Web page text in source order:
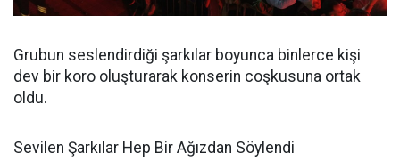
Grubun seslendirdiği şarkılar boyunca binlerce kişi
dev bir koro oluşturarak konserin coşkusuna ortak
oldu.
Sevilen Şarkılar Hep Bir Ağızdan Söylendi